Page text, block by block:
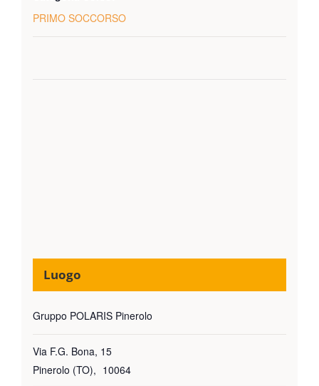
PRIMO SOCCORSO
Luogo
Gruppo POLARIS Pinerolo
Via F.G. Bona, 15
Pinerolo (TO), 10064